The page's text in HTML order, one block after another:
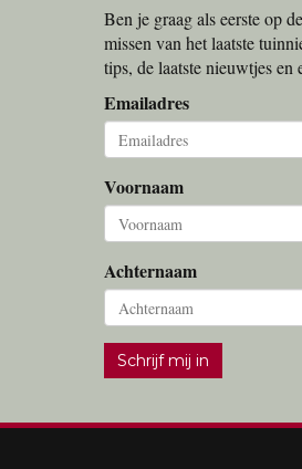
Ben je graag als eerste op
missen van het laatste
tips, de laatste nieuwtjes
Emailadres
Voornaam
Achternaam
Schrijf mij in